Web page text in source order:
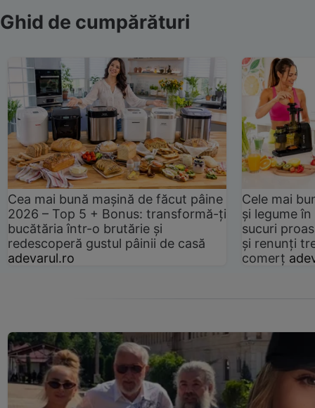
Ghid de cumpărături
Cea mai bună mașină de făcut pâine
2026 – Top 5 + Bonus: transformă-ți
bucătăria într-o brutărie și
redescoperă gustul pâinii de casă
adevarul.ro
Cele mai
și legume
sucuri
și renunți
comerț